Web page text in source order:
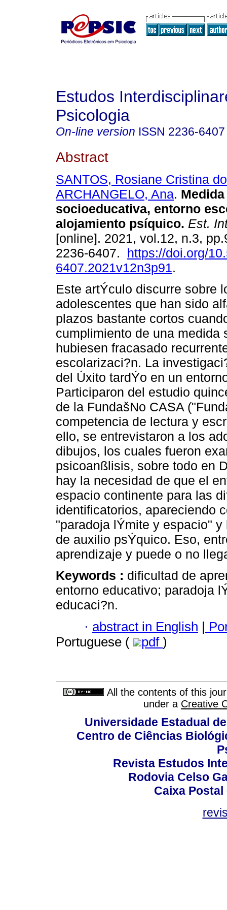
Estudos
Psicologia
On-line version ISSN 2236-6407
Abstract
SANTOS, Rosiane Cristina
ARCHANGELO, Ana. Medida
socioeducativa, entorno
alojamiento psíquico. Est.
[online]. 2021, vol.12, n.3,
2236-6407. https://doi.org/
6407.2021v12n3p91.
Este artÝculo discurre sobre
adolescentes que han sido
plazos bastante cortos
cumplimiento de una medida
hubiesen fracasado
escolarizaci?n. La
del Úxito tardÝo en un
Participaron del estudio
de la FundašNo CASA
competencia de lectura y
ello, se entrevistaron a los
dibujos, los cuales fueron
psicoanßlisis, sobre todo en
hay la necesidad de que el
espacio continente para las
identificatorios, apareciendo
"paradoja lÝmite y espacio"
de auxilio psÝquico. Eso,
aprendizaje y puede o no
Keywords : dificultad de
entorno educativo; paradoja
educaci?n.
· abstract in English |
Portuguese (
pdf )
All the contents of this
under a Creative
Universidade Estadual
Centro de Ciências
Revista Estudos
Rodovia Celso
Caixa Postal